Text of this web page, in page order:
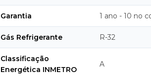
Garantia 1 ano - 10 no
Gás Refrigerante R-32
Classificação
Energética INMETRO
A